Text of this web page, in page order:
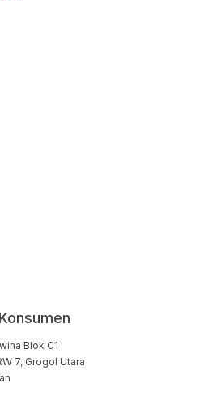
Blok C1
7, Grogol Utara